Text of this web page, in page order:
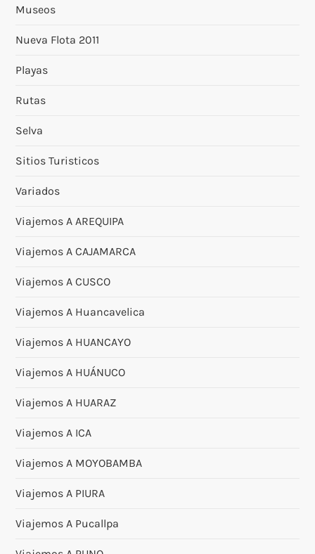
Museos
Nueva Flota 2011
Playas
Rutas
Selva
Sitios Turisticos
Variados
Viajemos A AREQUIPA
Viajemos A CAJAMARCA
Viajemos A CUSCO
Viajemos A Huancavelica
Viajemos A HUANCAYO
Viajemos A HUÁNUCO
Viajemos A HUARAZ
Viajemos A ICA
Viajemos A MOYOBAMBA
Viajemos A PIURA
Viajemos A Pucallpa